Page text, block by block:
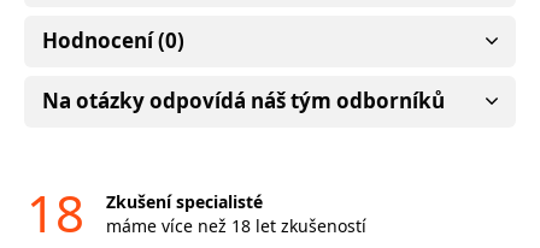
Hodnocení (0)
Na otázky odpovídá náš tým odborníků
18
Zkušení specialisté
máme více než 18 let zkušeností